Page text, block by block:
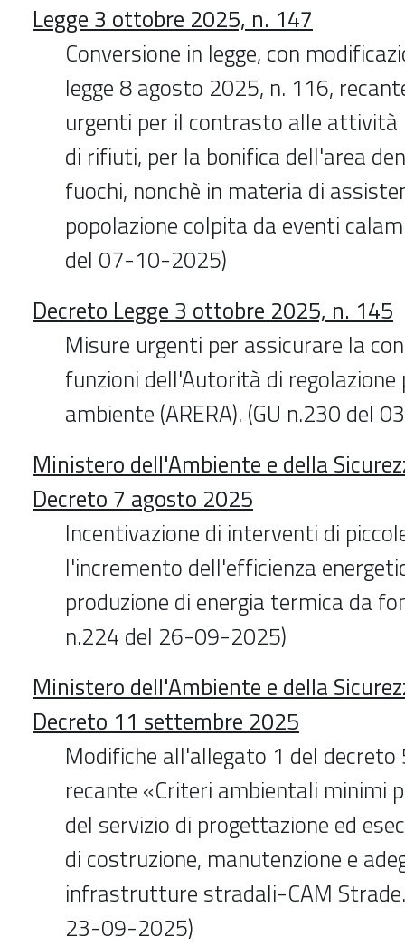
Legge 3 ottobre 2025, n. 147
Conversione in legge, con
legge 8 agosto 2025, n. 116,
urgenti per il contrasto alle
di rifiuti, per la bonifica dell'area
fuochi, nonchè in materia di
popolazione colpita da eventi
del 07-10-2025)
Decreto Legge 3 ottobre 2025, n. 145
Misure urgenti per assicurare la
funzioni dell'Autorità di regolazione
ambiente (ARERA). (GU n.230 del
Ministero dell'Ambiente e della
Decreto 7 agosto 2025
Incentivazione di interventi di
l'incremento dell'efficienza
produzione di energia termica da
n.224 del 26-09-2025)
Ministero dell'Ambiente e della
Decreto 11 settembre 2025
Modifiche all'allegato 1 del
recante «Criteri ambientali minimi
del servizio di progettazione ed
di costruzione, manutenzione e
infrastrutture stradali-CAM
23-09-2025)